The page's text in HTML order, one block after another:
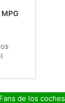
Fans de los coches